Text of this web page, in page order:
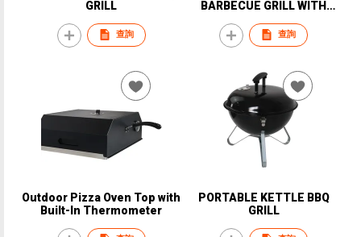
GRILL
查詢
BARBECUE GRILL WITH
查詢
Outdoor Pizza Oven Top with
Built-In Thermometer
PORTABLE KETTLE BBQ
GRILL